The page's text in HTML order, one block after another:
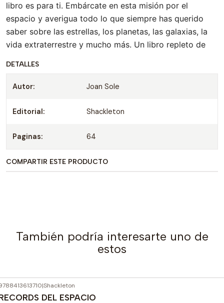
libro es para ti. Embárcate en esta misión por el
espacio y averigua todo lo que siempre has querido
saber sobre las estrellas, los planetas, las galaxias, la
vida extraterrestre y mucho más. Un libro repleto de
DETALLES
Autor: Joan Sole
Editorial: Shackleton
Paginas: 64
COMPARTIR ESTE PRODUCTO
También podría interesarte uno de
estos
|Shackleton
DEL ESPACIO